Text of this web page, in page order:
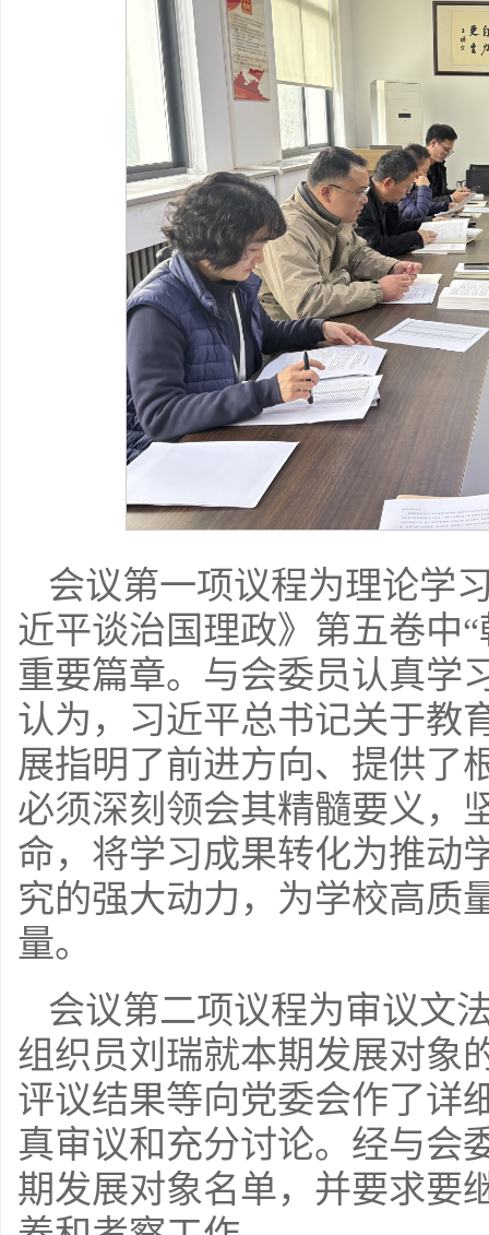
会议第一项议程为理论学
近平谈治国理政》第五卷中
重要篇章。与会委员认真学
认为，习近平总书记关于教
展指明了前进方向、提供了
必须深刻领会其精髓要义，
命，将学习成果转化为推动
究的强大动力，为学校高质
量。
会议第二项议程为审议文
组织员刘瑞就本期发展对象
评议结果等向党委会作了详
真审议和充分讨论。经与会
期发展对象名单，并要求要